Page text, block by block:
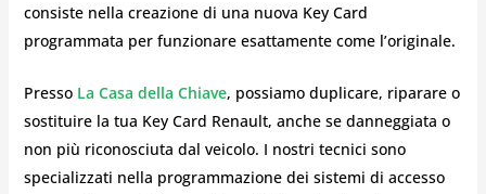
consiste nella creazione di una nuova Key Card
programmata per funzionare esattamente come l’originale.
Presso La Casa della Chiave, possiamo duplicare, riparare o
sostituire la tua Key Card Renault, anche se danneggiata o
non più riconosciuta dal veicolo. I nostri tecnici sono
specializzati nella programmazione dei sistemi di accesso